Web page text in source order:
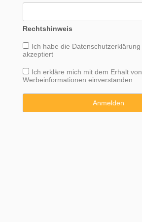
Rechtshinweis
Ich habe die Datenschutzerklärung
akzeptiert
Ich erkläre mich mit dem Erhalt von
Werbeinformationen einverstanden